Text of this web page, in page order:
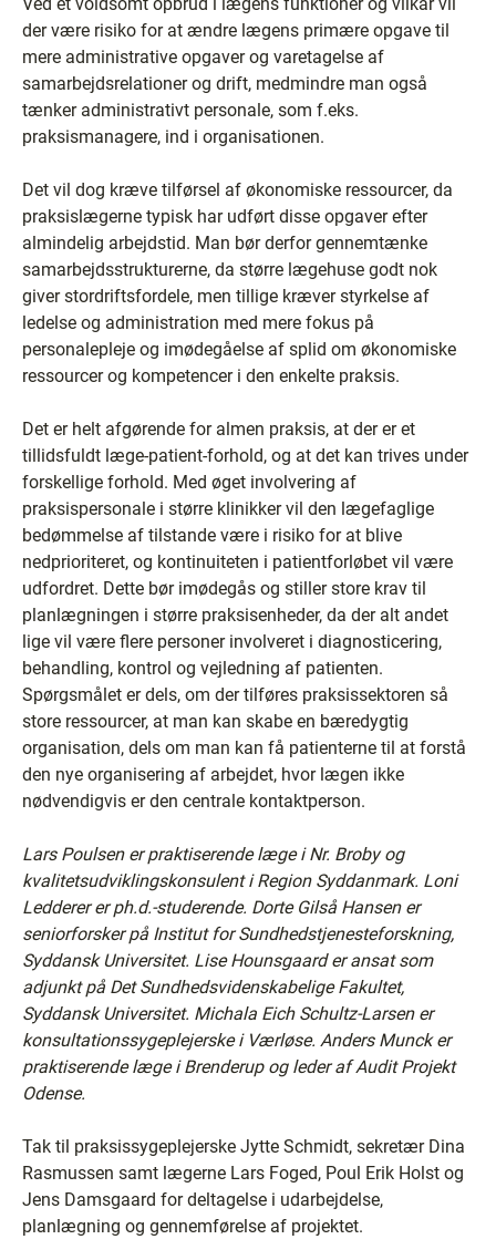
der være risiko for at ændre lægens primære opgave til
mere administrative opgaver og varetagelse af
samarbejdsrelationer og drift, medmindre man også
tænker administrativt personale, som f.eks.
praksismanagere, ind i organisationen.
Det vil dog kræve tilførsel af økonomiske ressourcer, da
praksislægerne typisk har udført disse opgaver efter
almindelig arbejdstid. Man bør derfor gennemtænke
samarbejdsstrukturerne, da større lægehuse godt nok
giver stordriftsfordele, men tillige kræver styrkelse af
ledelse og administration med mere fokus på
personalepleje og imødegåelse af splid om økonomiske
ressourcer og kompetencer i den enkelte praksis.
Det er helt afgørende for almen praksis, at der er et
tillidsfuldt læge-patient-forhold, og at det kan trives under
forskellige forhold. Med øget involvering af
praksispersonale i større klinikker vil den lægefaglige
bedømmelse af tilstande være i risiko for at blive
nedprioriteret, og kontinuiteten i patientforløbet vil være
udfordret. Dette bør imødegås og stiller store krav til
planlægningen i større praksisenheder, da der alt andet
lige vil være flere personer involveret i diagnosticering,
behandling, kontrol og vejledning af patienten.
Spørgsmålet er dels, om der tilføres praksissektoren så
store ressourcer, at man kan skabe en bæredygtig
organisation, dels om man kan få patienterne til at forstå
den nye organisering af arbejdet, hvor lægen ikke
nødvendigvis er den centrale kontaktperson.
Lars Poulsen er praktiserende læge i Nr. Broby og
kvalitetsudviklingskonsulent i Region Syddanmark. Loni
Ledderer er ph.d.-studerende. Dorte Gilså Hansen er
seniorforsker på Institut for Sundhedstjenesteforskning,
Syddansk Universitet. Lise Hounsgaard er ansat som
adjunkt på Det Sundhedsvidenskabelige Fakultet,
Syddansk Universitet. Michala Eich Schultz-Larsen er
konsultationssygeplejerske i Værløse. Anders Munck er
praktiserende læge i Brenderup og leder af Audit Projekt
Odense.
Tak til praksissygeplejerske Jytte Schmidt, sekretær Dina
Rasmussen samt lægerne Lars Foged, Poul Erik Holst og
Jens Damsgaard for deltagelse i udarbejdelse,
planlægning og gennemførelse af projektet.